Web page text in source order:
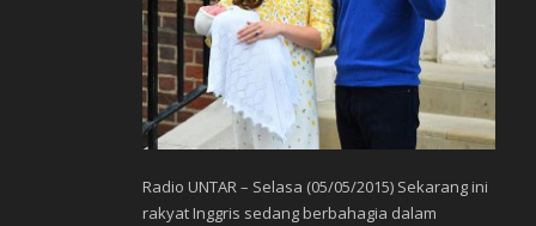
Radio UNTAR – Selasa (05/05/2015) Sekarang ini
rakyat Inggris sedang berbahagia dalam